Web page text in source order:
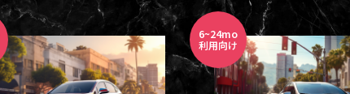
3～5年の
利用向け